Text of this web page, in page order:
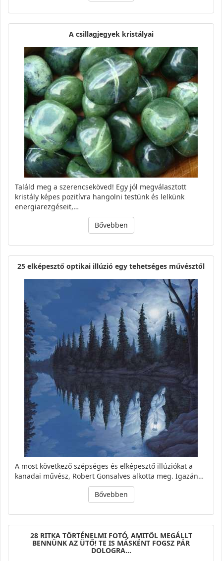
A csillagjegyek kristályai
Találd meg a szerencseköved! Egy jól megválasztott
kristály képes pozitívra hangolni testünk és lelkünk
energiarezgéseit,…
Bővebben
25 elképesztő optikai illúzió egy tehetséges művésztől
A most következő szépséges és elképesztő illúziókat a
kanadai művész, Robert Gonsalves alkotta meg. Igazán…
Bővebben
28 RITKA TÖRTÉNELMI FOTÓ, AMITŐL MEGÁLLT
BENNÜNK AZ ÜTŐ! TE IS MÁSKÉNT FOGSZ PÁR
DOLOGRA…